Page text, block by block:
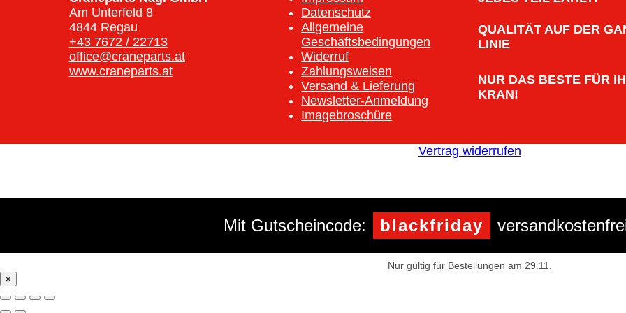
Am Unterfeld 8
4844 Regau
+43 7672 / 22713
office@craneparts.at
www.craneparts.at
Datenschutz
Allgemeine
Geschäftsbedingungen
Widerruf
Zahlungsweisen
Versand & Lieferung
Newsletter-Anmeldung
Imagebroschüre
QUALITÄT AUF DER
LINIE
NUR DAS BESTE FÜR
KRAN!
Vertrag widerrufen
Mit Gutscheincode: blackfriday
Nur gültig für Bestellungen am 29.11.
×